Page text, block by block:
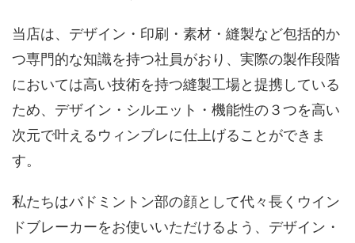
当店は、デザイン・印刷・素材・縫製など包括的か
つ専門的な知識を持つ社員がおり、実際の製作段階
においては高い技術を持つ縫製工場と提携している
ため、デザイン・シルエット・機能性の３つを高い
次元で叶えるウィンブレに仕上げることができま
す。
私たちはバドミントン部の顔として代々長くウイン
ドブレーカーをお使いいただけるよう、デザイン・